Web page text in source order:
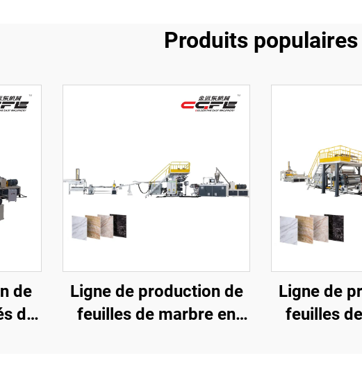
Produits populaires
de
de
Ligne de production de
feuilles de marbre en
Ligne de
feuilles